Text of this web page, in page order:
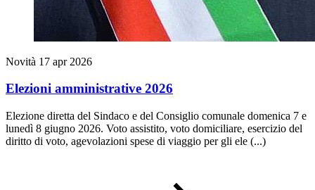
Novità 17 apr 2026
Elezioni amministrative 2026
Elezione diretta del Sindaco e del Consiglio comunale domenica 7 e
lunedì 8 giugno 2026. Voto assistito, voto domiciliare, esercizio del
diritto di voto, agevolazioni spese di viaggio per gli ele (...)